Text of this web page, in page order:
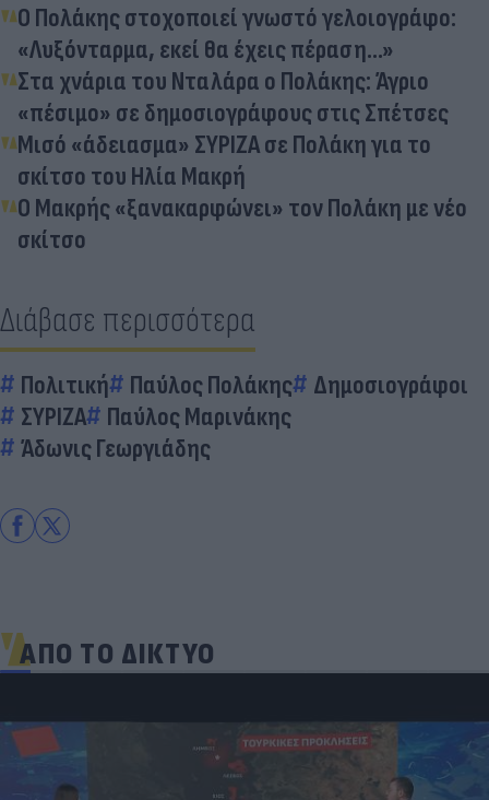
Ο Πολάκης στοχοποιεί γνωστό γελοιογράφο:
«Λυξόνταρμα, εκεί θα έχεις πέραση...»
Στα χνάρια του Νταλάρα ο Πολάκης: Άγριο
«πέσιμο» σε δημοσιογράφους στις Σπέτσες
Μισό «άδειασμα» ΣΥΡΙΖΑ σε Πολάκη για το
σκίτσο του Ηλία Μακρή
Ο Μακρής «ξανακαρφώνει» τον Πολάκη με νέο
σκίτσο
Διάβασε περισσότερα
Πολιτική Παύλος Πολάκης
Δημοσιογράφοι
ΣΥΡΙΖΑ
Παύλος Μαρινάκης
Άδωνις Γεωργιάδης
ΑΠΟ ΤΟ ΔΙΚΤΥΟ